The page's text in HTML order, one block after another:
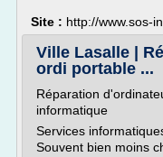
Site : http://www.sos-
Ville Lasalle |
ordi portable ...
Réparation
informatique
Services
Souvent bien moins